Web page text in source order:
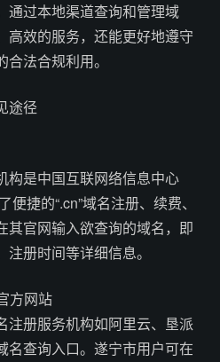
通过本地渠道查询和管理域
高效的服务，还能更好地遵守
法合规利用。
途径
构是中国互联网络信息中心
便捷的“.cn”域名注册、续费、
其官网输入欲查询的域名，即
册时间等详细信息。
方网站
注册服务机构如阿里云、垦派
名查询入口。遂宁市用户可在